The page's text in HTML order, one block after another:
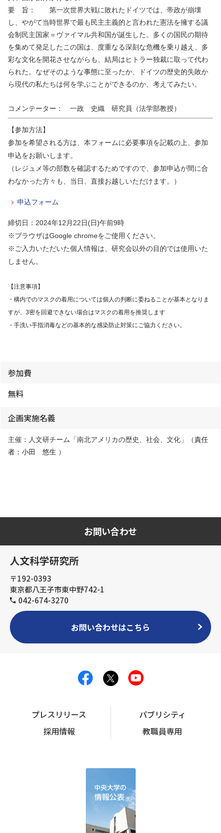
要 旨： 第一次世界大戦に敗れたドイツでは、帝政が崩壊
し、やがて当時世界で最も民主主義的と言われた憲法を擁する議
会制民主国家＝ヴァイマル共和国が誕生した。多くの国民の期待
を集めて発足したこの国は、度重なる深刻な危機を乗り越え、多
彩な文化を開花させながらも、結局はヒトラー独裁に取って代わ
られた。なぜそのような事態に至ったか、ドイツの歴史的失敗か
ら現代の私たちは何を学ぶことができるのか、考えてみたい。
コメンテーター： 一政 史織 研究員（法学部教授）
【参加方法】
参加を希望される方は、本フォームに必要事項を記載の上、参加
申込をお願いします。
（レジュメ等の部数を確認するためですので、参加申込が間に合
わなかった方々も、当日、直接お越しいただけます。）
申込フォーム
締切日：2024年12月22日(日)午前9時
※ブラウザはGoogle chromeをご使用ください。
※ご入力いただいた個人情報は、研究会以外の目的では使用いた
しません。
【注意事項】
・構内でのマスクの着用については個人の判断に委ねることが基本となりま
すが、 3密を回避できない場合はマスクの着用を推奨します
・手洗い手指消毒などの基本的な感染防止対策にご協力ください。
参加費
無料
企画実施名義
主催：人文研チーム「南北アメリカの歴史、社会、文化」（責任
者：小田 悠生 ）
お問い合わせ
人文科学研究所
〒192-0393
東京都八王子市東中野742-1
042-674-3270
お問い合わせはこちら
プレスリリース
パブリシティ
採用情報
教職員専用